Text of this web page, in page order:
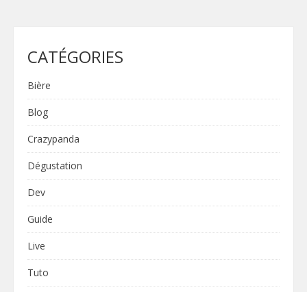
CATÉGORIES
Bière
Blog
Crazypanda
Dégustation
Dev
Guide
Live
Tuto